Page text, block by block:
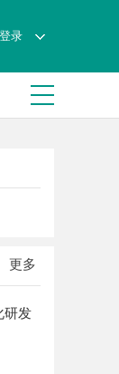
录
更多
研发